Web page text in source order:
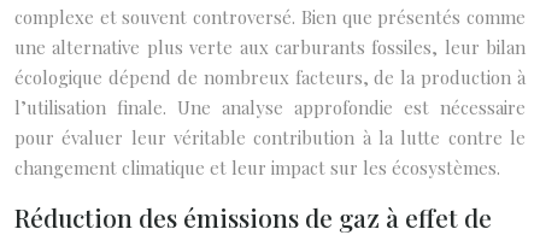
complexe et souvent controversé. Bien que présentés comme
une alternative plus verte aux carburants fossiles, leur bilan
écologique dépend de nombreux facteurs, de la production à
l’utilisation finale. Une analyse approfondie est nécessaire
pour évaluer leur véritable contribution à la lutte contre le
changement climatique et leur impact sur les écosystèmes.
Réduction des émissions de gaz à effet de